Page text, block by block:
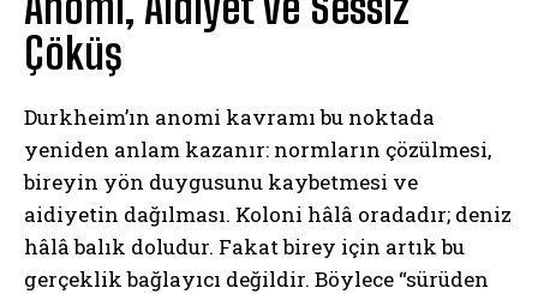
Çöküş
Durkheim’ın anomi kavramı bu noktada
yeniden anlam kazanır: normların çözülmesi,
bireyin yön duygusunu kaybetmesi ve
aidiyetin dağılması. Koloni hâlâ oradadır; deniz
hâlâ balık doludur. Fakat birey için artık bu
gerçeklik bağlayıcı değildir. Böylece “sürüden